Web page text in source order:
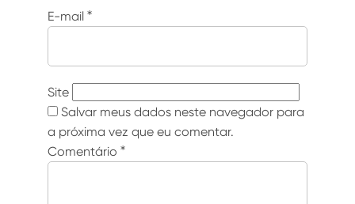
E-mail *
Site
Salvar meus dados neste navegador para
a próxima vez que eu comentar.
Comentário *